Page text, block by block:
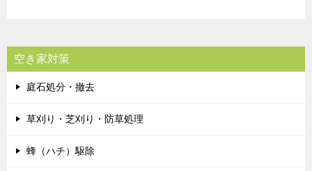
空き家対策
庭石処分・撤去
草刈り・芝刈り・防草処理
蜂（ハチ）駆除